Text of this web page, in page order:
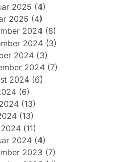
2025 (4)
2025 (4)
2024 (8)
2024 (3)
2024 (3)
2024 (7)
2024 (6)
(6)
(13)
(13)
(11)
2024 (4)
2023 (7)